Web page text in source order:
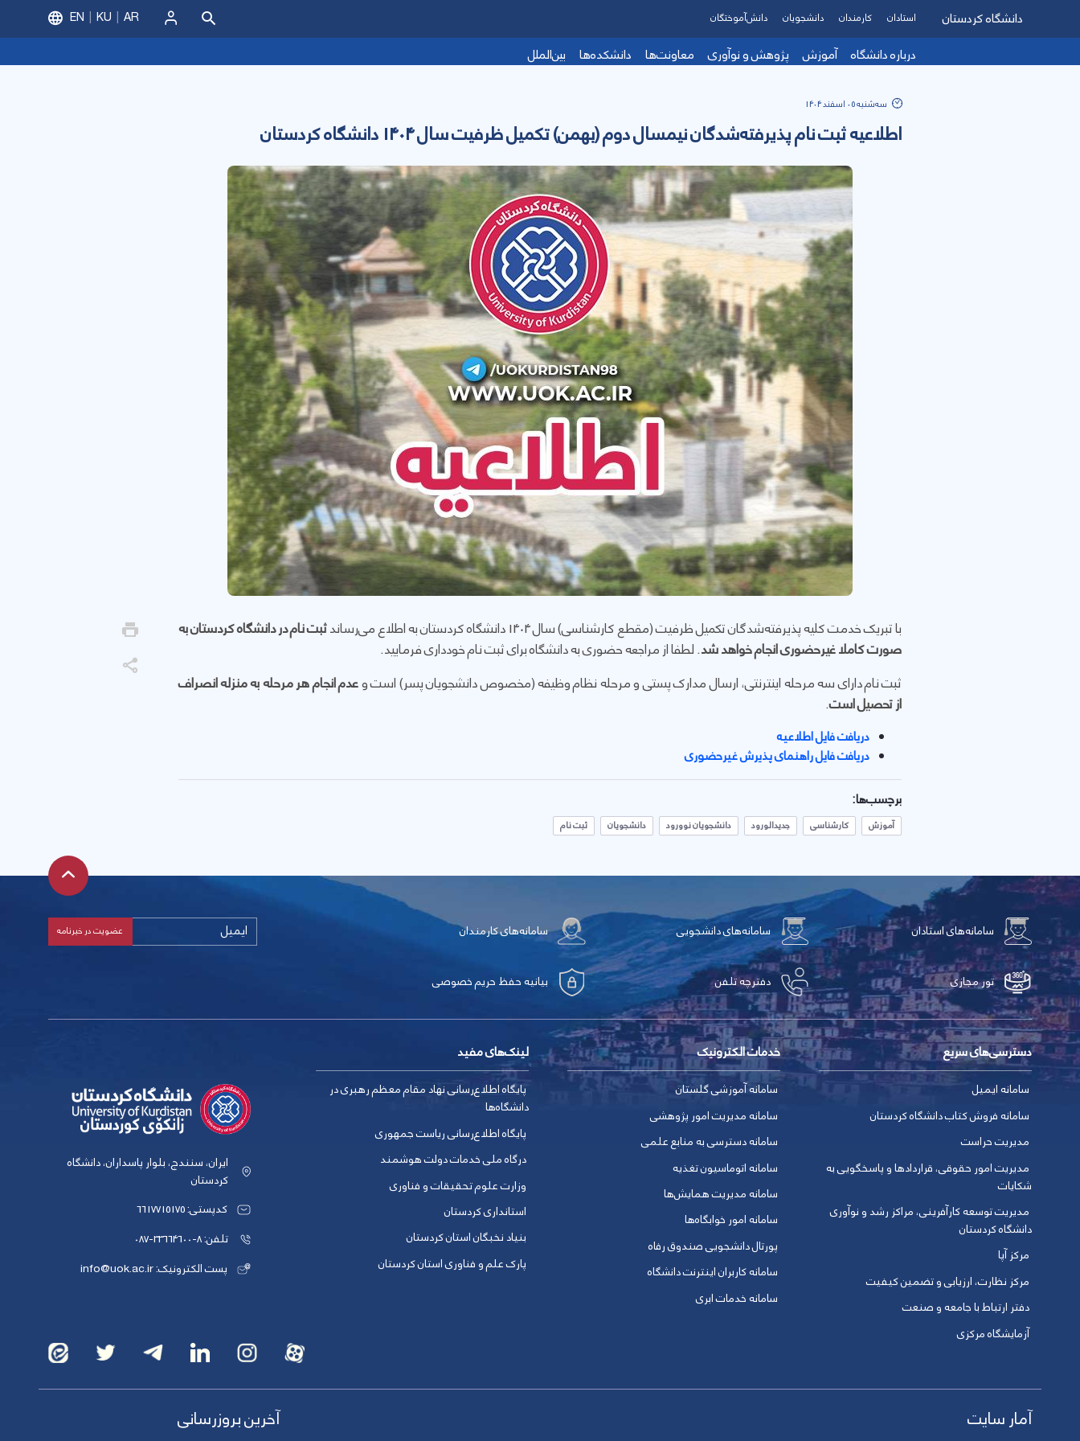
دانشگاه کردستان
درباره دانشگاه
آموزش پژوهش و نوآوری معاونت‌ها دانشکده‌ها بین‌الملل
استادان کارمندان دانشجویان دانش‌آموختگان
ورود
EN KU AR
سه‌شنبه 05 اسفند 1404
اطلاعیه ثبت نام پذیرفته‌شدگان نیمسال دوم (بهمن) تکمیل ظرفیت سال 1404 دانشگاه کردستان
با تبریک خدمت کلیه پذیرفته‌شدگان تکمیل ظرفیت (مقطع کارشناسی) سال 1404 دانشگاه کردستان به اطلاع می‌رساند
ثبت نام در دانشگاه کردستان به
صورت کاملا غیرحضوری انجام خواهد شد. لطفا از مراجعه حضوری به دانشگاه برای ثبت نام خودداری فرمایید.
ثبت نام دارای سه مرحله اینترنتی، ارسال مدارک پستی و مرحله نظام وظیفه (مخصوص دانشجویان پسر) است وعدم انجام هر مرحله به منزله انصراف
از تحصیل است.
دریافت فایل اطلاعیه
دریافت فایل راهنمای پذیرش غیرحضوری
برچسب‌ها:
آموزش کارشناسی جدیدالورود دانشجویان نوورود دانشجویان ثبت نام
سامانه‌های استادان سامانه‌های دانشجویی سامانه‌های کارمندان
تور مجازی دفترچه تلفن بیانیه حفظ حریم خصوصی
دسترسی‌های سریع
سامانه ایمیل
سامانه فروش کتاب دانشگاه کردستان
مدیریت حراست
مدیریت امور حقوقی، قراردادها و پاسخگویی به
شکایات
مدیریت توسعه کارآفرینی، مراکز رشد و نوآوری
دانشگاه کردستان
مرکز آپا
مرکز نظارت، ارزیابی و تضمین کیفیت
دفتر ارتباط با جامعه و صنعت
آزمایشگاه مرکزی
خدمات الکترونیک
سامانه آموزشی گلستان
سامانه مدیریت امور پژوهشی
سامانه دسترسی به منابع علمی
سامانه اتوماسیون تغذیه
سامانه مدیریت همایش‌ها
سامانه امور خوابگاه‌ها
پورتال دانشجویی صندوق رفاه
سامانه کاربران اینترنت دانشگاه
سامانه خدمات ابری
لینک‌های مفید
پایگاه اطلاع‌رسانی نهاد مقام معظم رهبری در
دانشگاه‌ها
پایگاه اطلاع‌رسانی ریاست جمهوری
درگاه ملی خدمات دولت هوشمند
وزارت علوم تحقیقات و فناوری
استانداری کردستان
بنیاد نخبگان استان کردستان
پارک علم و فناوری استان کردستان
ایران، سنندج، بلوار پاسداران، دانشگاه
کردستان
کدپستی: 6617715175
تلفن: 8-33664600-087
پست الکترونیک: info@uok.ac.ir
آمار سایت آخرین بروزرسانی